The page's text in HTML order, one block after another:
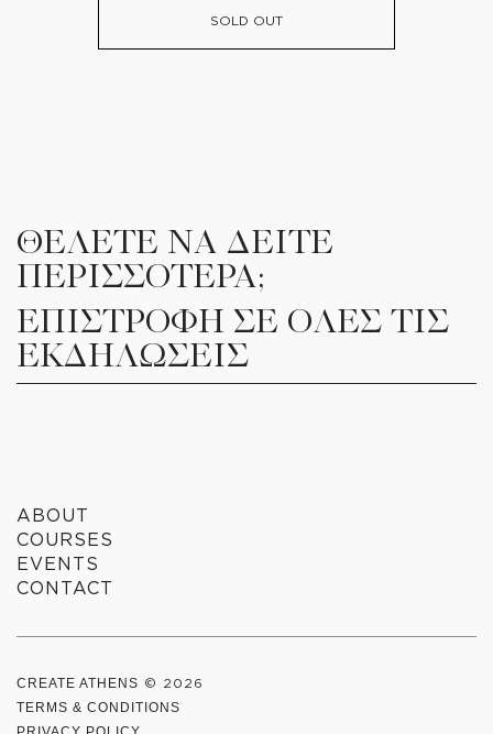
SOLD OUT
ΘΕΛΕΤΕ ΝΑ ΔΕΙΤΕ
ΠΕΡΙΣΣΟΤΕΡΑ;
ΕΠΙΣΤΡΟΦΗ ΣΕ ΟΛΕΣ ΤΙΣ
ΕΚΔΗΛΩΣΕΙΣ
ABOUT
COURSES
EVENTS
CONTACT
CREATE ATHENS © 2026
TERMS & CONDITIONS